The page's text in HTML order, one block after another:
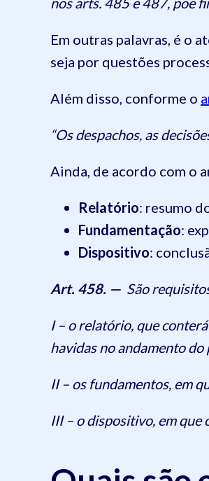
Em outras palavras, é o
seja por questões
Além disso, conforme o
“Os despachos, as
Ainda, de acordo com o
Relatório: resumo
Fundamentação:
Dispositivo:
Art. 458. — São
I – o relatório, que
havidas no andamento do
II – os fundamentos, em
III – o dispositivo, em que